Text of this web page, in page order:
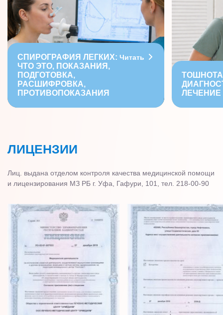
СПИРОГРАФИЯ ЛЕГКИХ:
ЧТО ЭТО, ПОКАЗАНИЯ,
ПОДГОТОВКА,
РАСШИФРОВКА,
ПРОТИВОПОКАЗАНИЯ
Читать
ЛЕЧЕНИЕ
ЛИЦЕНЗИИ
Лиц. выдана отделом контроля качества медицинской помощи
и лицензирования МЗ РБ г. Уфа, Гафури, 101, тел. 218-00-90